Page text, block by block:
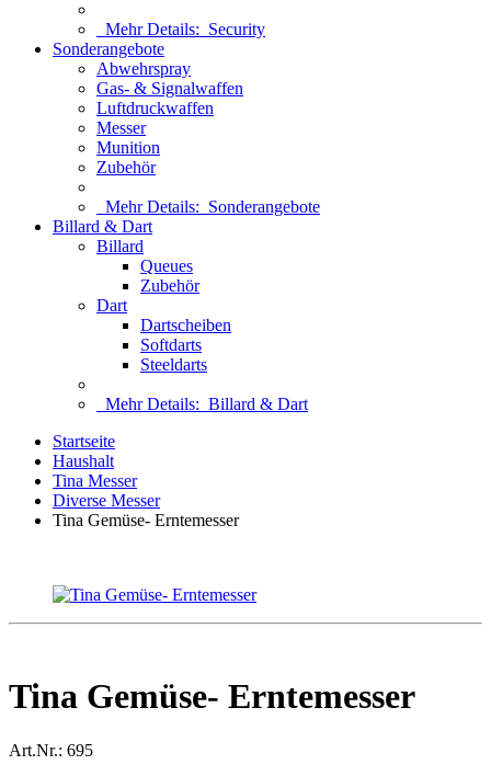
Mehr Details: Security
Sonderangebote
Abwehrspray
Gas- & Signalwaffen
Luftdruckwaffen
Messer
Munition
Zubehör
Mehr Details: Sonderangebote
Billard & Dart
Billard
Queues
Zubehör
Dart
Dartscheiben
Softdarts
Steeldarts
Mehr Details: Billard & Dart
Startseite
Haushalt
Tina Messer
Diverse Messer
Tina Gemüse- Erntemesser
Tina Gemüse- Erntemesser
Art.Nr.: 695